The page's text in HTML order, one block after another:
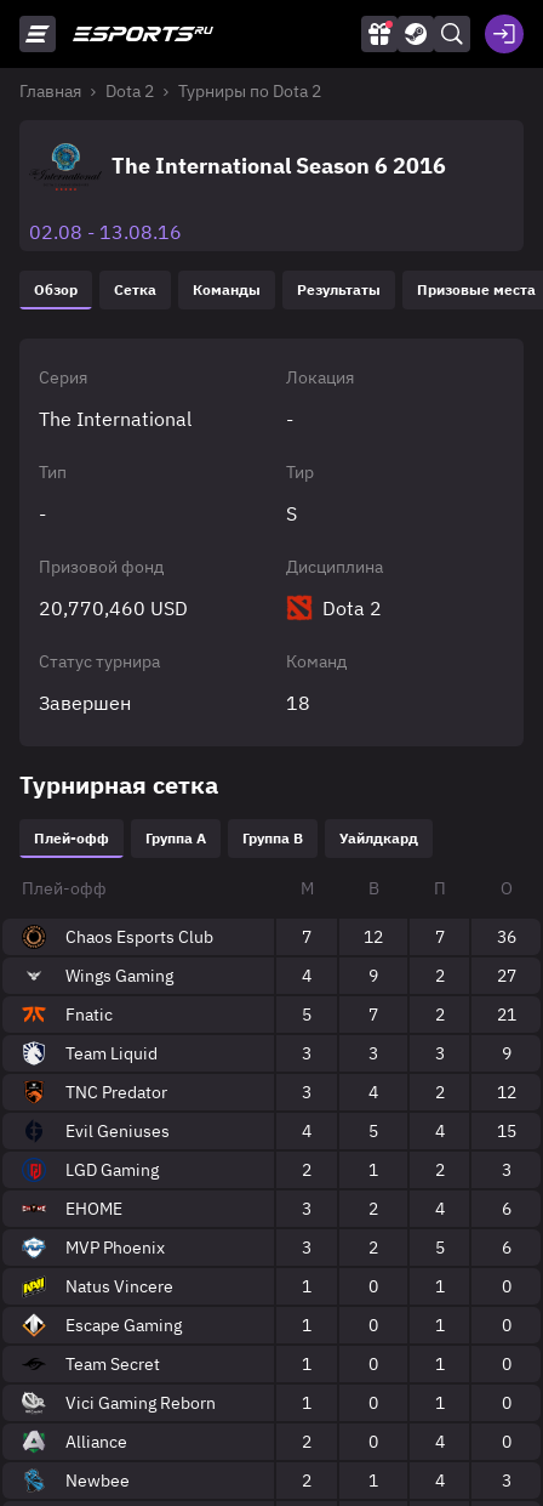
Главная Dota 2 Турниры по Dota 2
The International Season 6 2016
02.08 - 13.08.16
Обзор Сетка Команды Результаты Призовые места
Серия
The International
Локация
-
Тип
-
Тир
S
Призовой фонд
20,770,460 USD
Дисциплина
Dota 2
Статус турнира
Завершен
Команд
18
Турнирная сетка
Плей-офф Группа A Группа B Уайлдкард
Плей-офф М В П О
Chaos Esports Club 7 12 7
36
Wings Gaming
4 9 2
27
Fnatic
5 7 2
21
Team Liquid
3 3 3
9
TNC Predator
3 4 2
12
Evil Geniuses
4 5 4
15
LGD Gaming
2 1 2
3
EHOME
3 2 4
6
MVP Phoenix
3 2 5
6
Natus Vincere
1 0 1
0
Escape Gaming
1 0 1
0
Team Secret
1 0 1
0
Vici Gaming Reborn
1 0 1
0
Alliance
2 0 4
0
Newbee
2 1 4
3